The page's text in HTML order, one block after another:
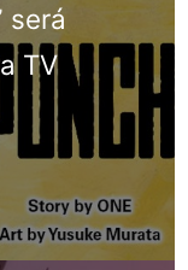
será
TV